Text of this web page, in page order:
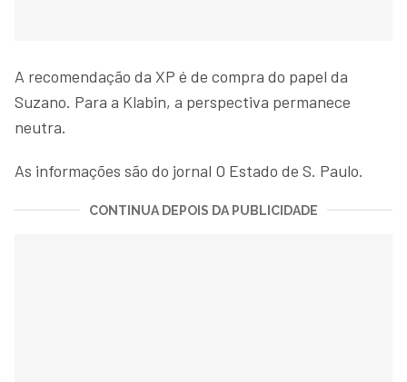
A recomendação da XP é de compra do papel da
Suzano. Para a Klabin, a perspectiva permanece
neutra.
As informações são do jornal O Estado de S. Paulo.
CONTINUA DEPOIS DA PUBLICIDADE